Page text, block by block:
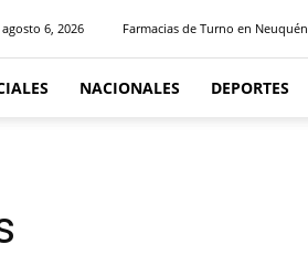
6, 2026 Farmacias de Turno en Neuquén
NACIONALES DEPORTES